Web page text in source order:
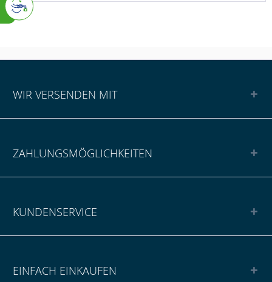
WIR VERSENDEN MIT
ZAHLUNGSMÖGLICHKEITEN
KUNDENSERVICE
EINFACH EINKAUFEN